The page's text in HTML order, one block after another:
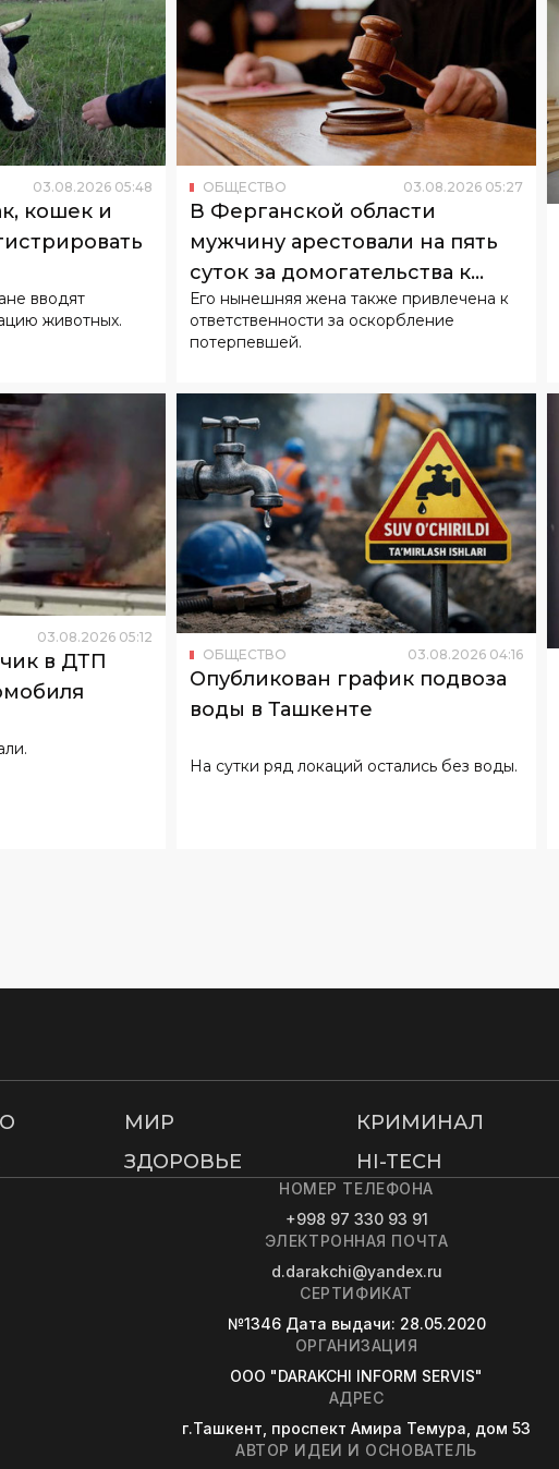
03.08.2026 05:48
кошек и
вводят
животных.
ОБЩЕСТВО 03.08.2026 05:27
В Ферганской области
мужчину арестовали на пять
суток за домогательства к
бывшей супруге
Его нынешняя жена также привлечена к
ответственности за оскорбление
потерпевшей.
03.08.2026 05:12
в ДТП
ОБЩЕСТВО 03.08.2026 04:16
Опубликован график подвоза
воды в Ташкенте
На сутки ряд локаций остались без воды.
МИР КРИМИНАЛ
ЗДОРОВЬЕ HI-TECH
НОМЕР ТЕЛЕФОНА
+998 97 330 93 91
ЭЛЕКТРОННАЯ ПОЧТА
d.darakchi@yandex.ru
СЕРТИФИКАТ
№1346 Дата выдачи: 28.05.2020
ОРГАНИЗАЦИЯ
OOO "DARAKCHI INFORM SERVIS"
АДРЕС
г.Ташкент, проспект Амира Темура, дом 53
АВТОР ИДЕИ И ОСНОВАТЕЛЬ